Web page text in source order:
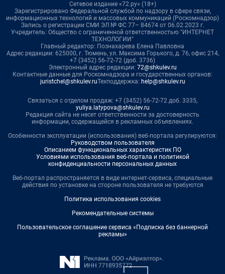
Сетевое издание «72.ру» (18+)
Зарегистрировано Федеральной службой по надзору в сфере связи,
информационных технологий и массовых коммуникаций (Роскомнадзор)
Запись о регистрации СМИ ЭЛ № ФС 77– 84674 от 06.02.2023 г.
Учредитель: Общество с ограниченной ответственностью "ИНТЕРНЕТ
ТЕХНОЛОГИИ"
Главный редактор: Познахарева Елена Павловна
Адрес редакции: 625000, г. Тюмень, ул. Максима Горького, д. 76, офис 214,
+7 (3452) 56-72-72 (доб. 3736)
Электронный адрес редакции: 72@shkulev.ru
Контактные данные для Роскомнадзора и государственных органов:
juristchel@shkulev.ruТехподдержка: help@shkulev.ru
Связаться с отделом продаж: +7 (3452) 56-72-72 доб. 3335,
yuliya.latypova@shkulev.ru
Редакция сайта не несет ответственности за достоверность
информации, содержащейся в рекламных объявлениях.
Особенности эксплуатации (использования) веб-портала регулируются:
Руководством пользователя
Описанием функциональных характеристик ПО
Условиями использования веб-портала и политикой
конфиденциальности персональных данных
Веб-портал распространяется в виде интернет-сервиса, специальные
действия по установке на стороне пользователя не требуются
Политика использования cookies
Рекомендательные системы
Пользовательское соглашение сервиса «Подписка без баннерной
рекламы»